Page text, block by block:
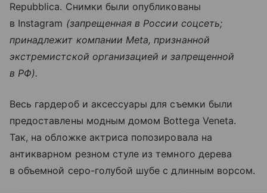
Repubblica. Снимки были опубликованы
в Instagram (запрещенная в России соцсеть;
принадлежит компании Meta, признанной
экстремистской организацией и запрещенной
в РФ).
Весь гардероб и аксессуары для съемки были
предоставлены модным домом Bottega Veneta.
Так, на обложке актриса попозировала на
антикварном резном стуле из темного дерева
в объемной серо-голубой шубе с длинным ворсом.